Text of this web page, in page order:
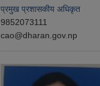
प्रमुख प्रशासकीय अधिकृत
9852073111
cao@dharan.gov.np